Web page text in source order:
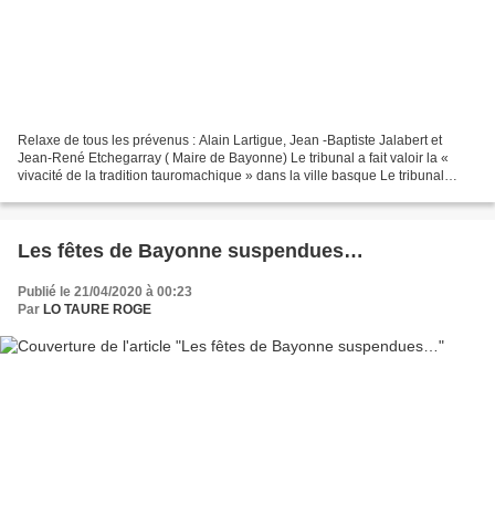
Relaxe de tous les prévenus : Alain Lartigue, Jean -Baptiste Jalabert et
Jean-René Etchegarray ( Maire de Bayonne) Le tribunal a fait valoir la «
vivacité de la tradition tauromachique » dans la ville basque Le tribunal
Les fêtes de Bayonne suspendues…
Publié le 21/04/2020 à 00:23
Par LO TAURE ROGE